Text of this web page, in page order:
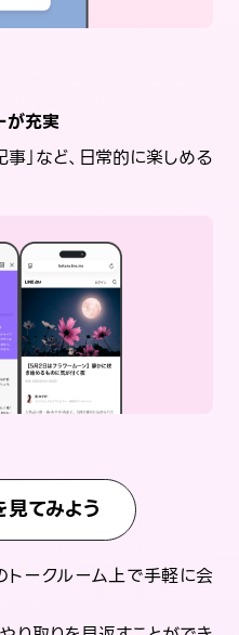
が充実
事」など、日常的に楽しめる
てみよう
トークルーム上で手軽に会